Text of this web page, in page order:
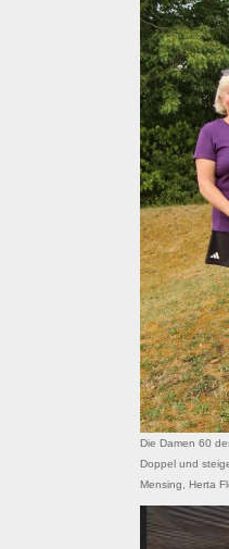
Die Damen 60
Doppel und
Mensing, Herta